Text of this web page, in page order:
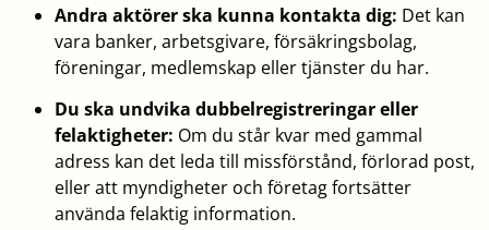
Andra aktörer ska kunna kontakta dig: Det kan
vara banker, arbetsgivare, försäkringsbolag,
föreningar, medlemskap eller tjänster du har.
Du ska undvika dubbelregistreringar eller
felaktigheter: Om du står kvar med gammal
adress kan det leda till missförstånd, förlorad post,
eller att myndigheter och företag fortsätter
använda felaktig information.